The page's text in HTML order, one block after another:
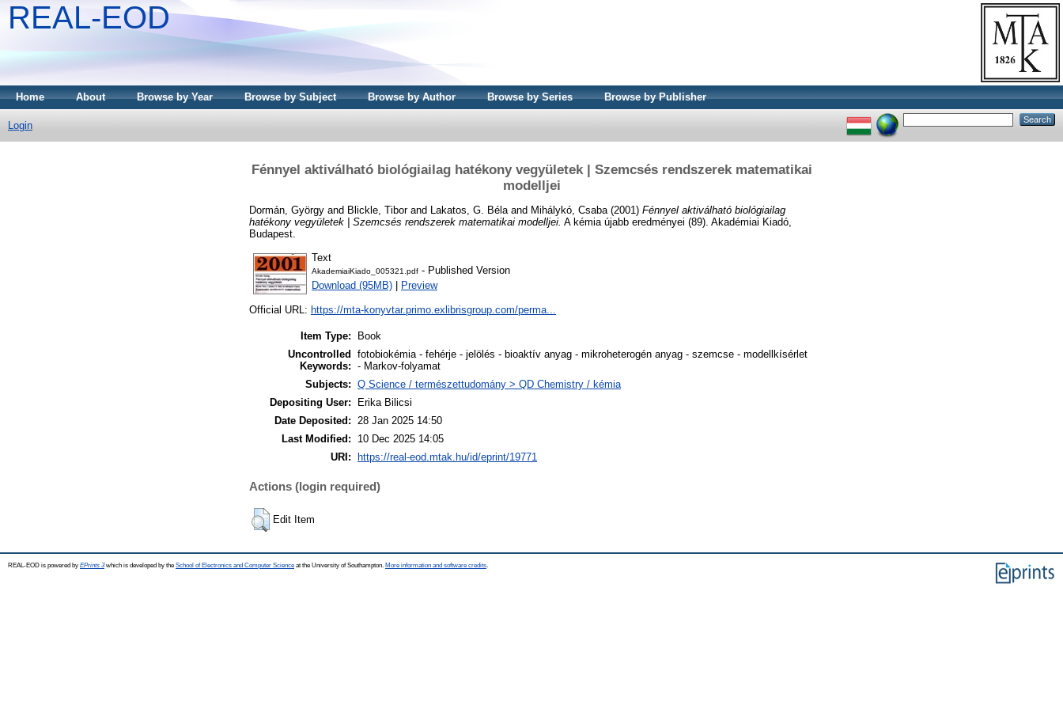
REAL-EOD
Home About Browse by Year Browse by Subject Browse by Author Browse by Series Browse by Publisher
Login
Fénnyel aktiválható biológiailag hatékony vegyületek | Szemcsés rendszerek matematikai
modelljei
Dormán, György and Blickle, Tiborand Lakatos, G. Béla and Mihálykó, Csaba (2001) Fénnyel aktiválható biológiailag
hatékony vegyületek | Szemcsés rendszerek matematikai modelljei. A kémia újabb eredményei (89). Akadémiai Kiadó,
Budapest.
Text
AkademiaiKiado_005321.pdf - Published Version
Download (95MB)
Preview
Official URL: https://mta-konyvtar.primo.exlibrisgroup.com/perma...
Item Type:
Book
Uncontrolled
Keywords:
fotobiokémia - fehérje - jelölés - bioaktív anyag - mikroheterogén anyag - szemcse - modellkísérlet
- Markov-folyamat
Subjects: Q Science / természettudomány > QD Chemistry / kémia
Depositing User:
Erika Bilicsi
Date Deposited: 28 Jan 2025 14:50
Last Modified:
10 Dec 2025 14:05
URI:
https://real-eod.mtak.hu/id/eprint/19771
Actions (login required)
Edit Item
REAL-EOD is powered by EPrints 3which is developed by the School of Electronics and Computer Science at the University of Southampton. More information and software credits